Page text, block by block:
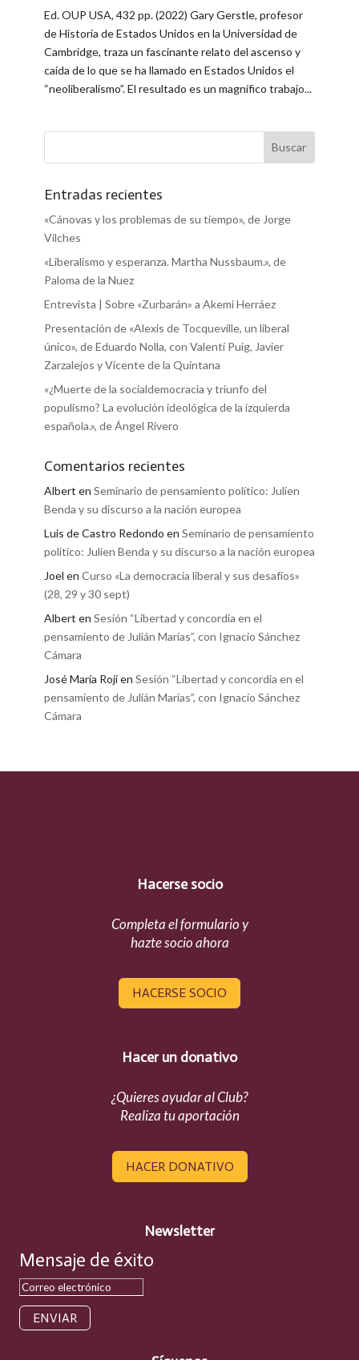
Ed. OUP USA, 432 pp. (2022) Gary Gerstle, profesor
de Historia de Estados Unidos en la Universidad de
Cambridge, traza un fascinante relato del ascenso y
caída de lo que se ha llamado en Estados Unidos el
“neoliberalismo”. El resultado es un magnífico trabajo...
Entradas recientes
«Cánovas y los problemas de su tiempo», de Jorge
Vilches
«Liberalismo y esperanza. Martha Nussbaum.», de
Paloma de la Nuez
Entrevista | Sobre «Zurbarán» a Akemi Herráez
Presentación de «Alexis de Tocqueville, un liberal
único», de Eduardo Nolla, con Valentí Puig, Javier
Zarzalejos y Vicente de la Quintana
«¿Muerte de la socialdemocracia y triunfo del
populismo? La evolución ideológica de la izquierda
española.», de Ángel Rivero
Comentarios recientes
Albert en Seminario de pensamiento político: Julien
Benda y su discurso a la nación europea
Luis de Castro Redondo en Seminario de pensamiento
político: Julien Benda y su discurso a la nación europea
Joel en Curso «La democracia liberal y sus desafíos»
(28, 29 y 30 sept)
Albert en Sesión “Libertad y concordia en el
pensamiento de Julián Marías”, con Ignacio Sánchez
Cámara
José María Rojíen Sesión “Libertad y concordia en el
pensamiento de Julián Marías”, con Ignacio Sánchez
Cámara
Hacerse socio
Completa el formulario y
hazte socio ahora
HACERSE SOCIO
Hacer un donativo
¿Quieres ayudar al Club?
Realiza tu aportación
HACER DONATIVO
Newsletter
Mensaje de éxito
ENVIAR